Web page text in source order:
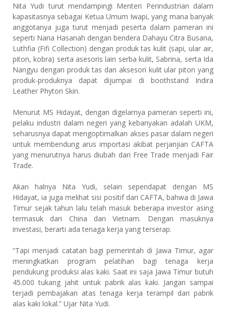
Nita Yudi turut mendampingi Menteri Perindustrian dalam
kapasitasnya sebagai Ketua Umum Iwapi, yang mana banyak
anggotanya juga turut menjadi peserta dalam pameran ini
seperti Nana Hasanah dengan bendera Dahayu Citra Busana,
Luthfia (Fifi Collection) dengan produk tas kulit (sapi, ular air,
piton, kobra) serta asesoris lain serba kulit, Sabrina, serta Ida
Nangyu dengan produk tas dan aksesori kulit ular piton yang
produk-produknya dapat dijumpai di boothstand Indira
Leather Phyton Skin.
Menurut MS Hidayat, dengan digelarnya pameran seperti ini,
pelaku industri dalam negeri yang kebanyakan adalah UKM,
seharusnya dapat mengoptimalkan akses pasar dalam negeri
untuk membendung arus importasi akibat perjanjian CAFTA
yang menurutnya harus diubah dari Free Trade menjadi Fair
Trade.
Akan halnya Nita Yudi, selain sependapat dengan MS
Hidayat, ia juga melihat sisi positif dari CAFTA, bahwa di Jawa
Timur sejak tahun lalu telah masuk beberapa investor asing
termasuk dari China dan Vietnam. Dengan masuknya
investasi, berarti ada tenaga kerja yang terserap.
“Tapi menjadi catatan bagi pemerintah di Jawa Timur, agar
meningkatkan program pelatihan bagi tenaga kerja
pendukung produksi alas kaki. Saat ini saja Jawa Timur butuh
45.000 tukang jahit untuk pabrik alas kaki. Jangan sampai
terjadi pembajakan atas tenaga kerja terampil dari pabrik
alas kaki lokal.” Ujar Nita Yudi.